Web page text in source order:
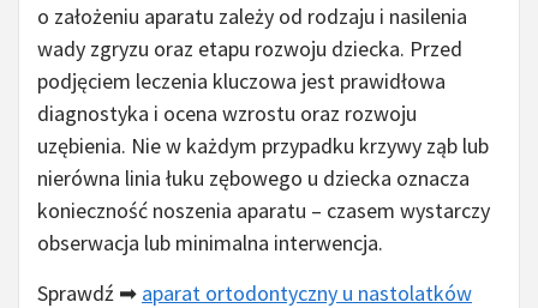
o założeniu aparatu zależy od rodzaju i nasilenia
wady zgryzu oraz etapu rozwoju dziecka. Przed
podjęciem leczenia kluczowa jest prawidłowa
diagnostyka i ocena wzrostu oraz rozwoju
uzębienia. Nie w każdym przypadku krzywy ząb lub
nierówna linia łuku zębowego u dziecka oznacza
konieczność noszenia aparatu – czasem wystarczy
obserwacja lub minimalna interwencja.
Sprawdź ➡ aparat ortodontyczny u nastolatków